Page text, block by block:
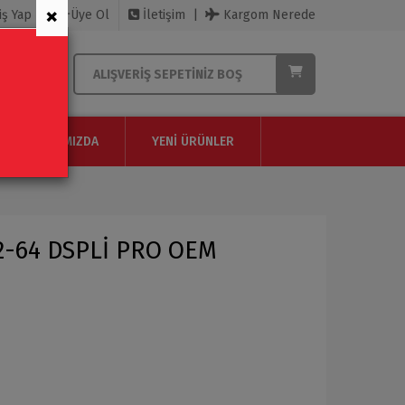
Yap Üye Ol İletişim Kargom Nerede
ALIŞVERIŞ SEPETINIZ BOŞ
HAKKIMIZDA YENI ÜRÜNLER
64 DSPLİ PRO OEM
×